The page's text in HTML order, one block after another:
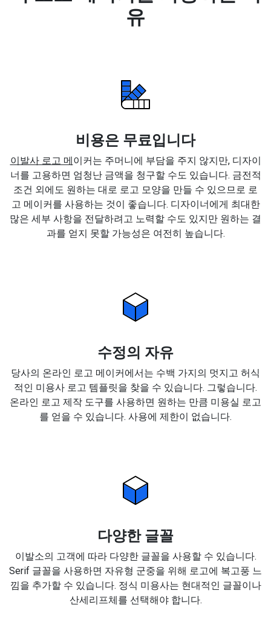
유
비용은 무료입니다
이발사 로고 메이커는 주머니에 부담을 주지 않지만, 디자이
너를 고용하면 엄청난 금액을 청구할 수도 있습니다. 금전적
조건 외에도 원하는 대로 로고 모양을 만들 수 있으므로 로
고 메이커를 사용하는 것이 좋습니다. 디자이너에게 최대한
많은 세부 사항을 전달하려고 노력할 수도 있지만 원하는 결
과를 얻지 못할 가능성은 여전히 높습니다.
수정의 자유
당사의 온라인 로고 메이커에서는 수백 가지의 멋지고 허식
적인 미용사 로고 템플릿을 찾을 수 있습니다. 그렇습니다.
온라인 로고 제작 도구를 사용하면 원하는 만큼 미용실 로고
를 얻을 수 있습니다. 사용에 제한이 없습니다.
다양한 글꼴
이발소의 고객에 따라 다양한 글꼴을 사용할 수 있습니다.
Serif 글꼴을 사용하면 자유형 군중을 위해 로고에 복고풍 느
낌을 추가할 수 있습니다. 정식 미용사는 현대적인 글꼴이나
산세리프체를 선택해야 합니다.